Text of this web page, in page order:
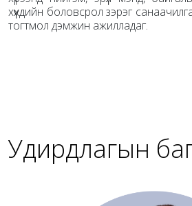
хүүхдийн боловсрол зэрэг
тогтмол дэмжин ажилладаг.
Удирдлагын